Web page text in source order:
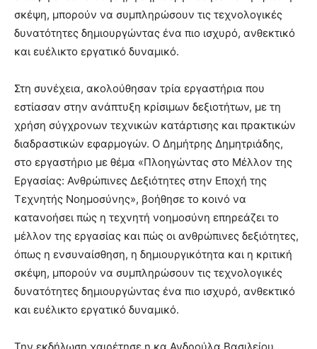
σκέψη, μπορούν να συμπληρώσουν τις τεχνολογικές
δυνατότητες δημιουργώντας ένα πιο ισχυρό, ανθεκτικό
και ευέλικτο εργατικό δυναμικό.
Στη συνέχεια, ακολούθησαν τρία εργαστήρια που
εστίασαν στην ανάπτυξη κρίσιμων δεξιοτήτων, με τη
χρήση σύγχρονων τεχνικών κατάρτισης και πρακτικών
διαδραστικών εφαρμογών. Ο Δημήτρης Δημητριάδης,
στο εργαστήριο με θέμα «Πλοηγώντας στο Μέλλον της
Εργασίας: Ανθρώπινες Δεξιότητες στην Εποχή της
Τεχνητής Νοημοσύνης», βοήθησε το κοινό να
κατανοήσει πώς η τεχνητή νοημοσύνη επηρεάζει το
μέλλον της εργασίας και πώς οι ανθρώπινες δεξιότητες,
όπως η ενσυναίσθηση, η δημιουργικότητα και η κριτική
σκέψη, μπορούν να συμπληρώσουν τις τεχνολογικές
δυνατότητες δημιουργώντας ένα πιο ισχυρό, ανθεκτικό
και ευέλικτο εργατικό δυναμικό.